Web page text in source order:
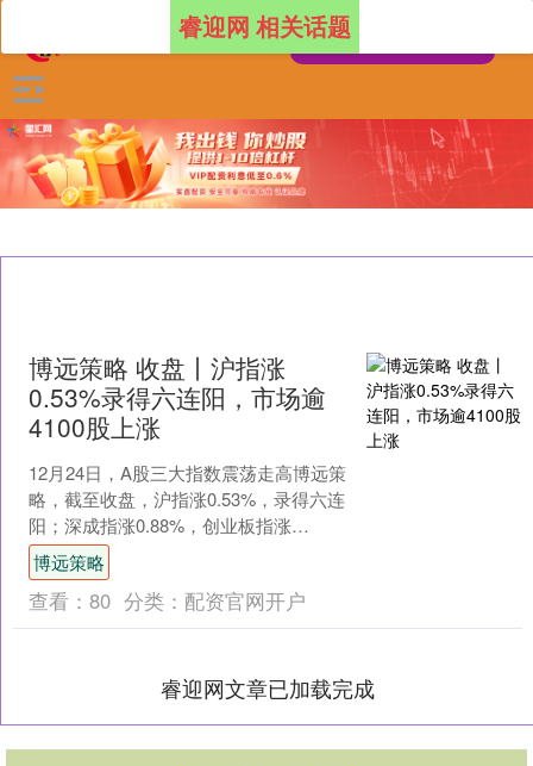
睿迎网 相关话题
博远策略 收盘丨沪指涨
0.53%录得六连阳，市场逾
4100股上涨
12月24日，A股三大指数震荡走高博远策
略，截至收盘，沪指涨0.53%，录得六连
阳；深成指涨0.88%，创业板指涨
0.77%。 盘面上，商业航天概念股再度
爆发，....
博远策略
查看： 80 分类： 配资官网开户
睿迎网文章已加载完成